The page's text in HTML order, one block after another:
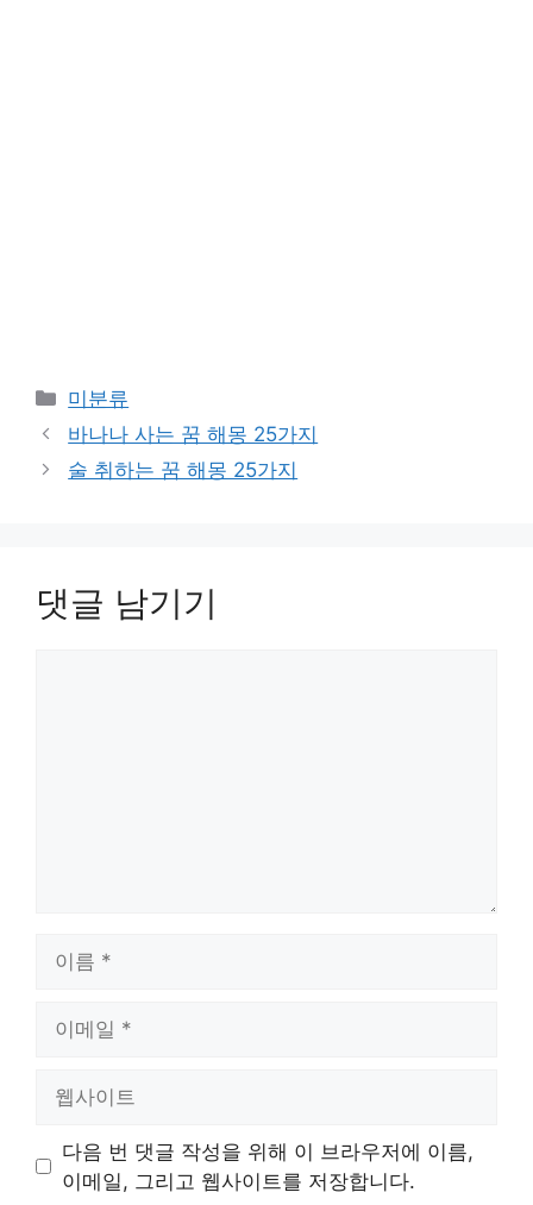
카
테
고
리
미분류
바나나 사는 꿈 해몽 25가지
술 취하는 꿈 해몽 25가지
댓글 남기기
트
다음 번 댓글 작성을 위해 이 브라우저에 이름,
이메일, 그리고 웹사이트를 저장합니다.